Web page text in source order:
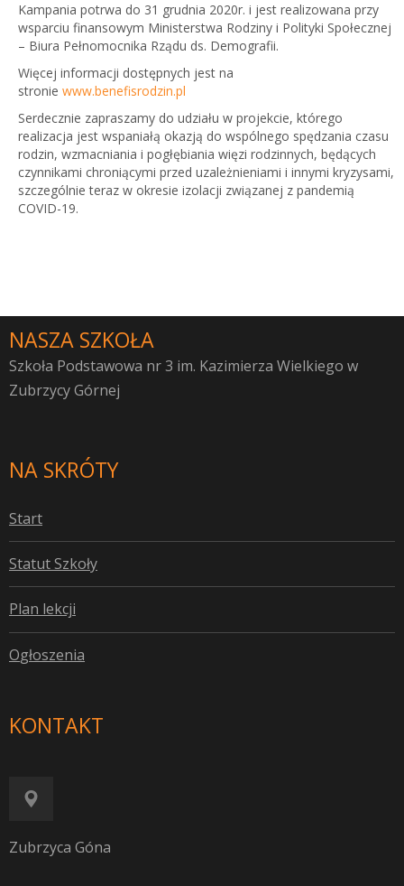
Kampania potrwa do 31 grudnia 2020r. i jest realizowana przy
wsparciu finansowym Ministerstwa Rodziny i Polityki Społecznej
– Biura Pełnomocnika Rządu ds. Demografii.
Więcej informacji dostępnych jest na
stronie www.benefisrodzin.pl
Serdecznie zapraszamy do udziału w projekcie, którego
realizacja jest wspaniałą okazją do wspólnego spędzania czasu
rodzin, wzmacniania i pogłębiania więzi rodzinnych, będących
czynnikami chroniącymi przed uzależnieniami i innymi kryzysami,
szczególnie teraz w okresie izolacji związanej z pandemią
COVID-19.
NASZA SZKOŁA
Szkoła Podstawowa nr 3 im. Kazimierza Wielkiego w
Zubrzycy Górnej
NA SKRÓTY
Start
Statut Szkoły
Plan lekcji
Ogłoszenia
KONTAKT
Zubrzyca Góna